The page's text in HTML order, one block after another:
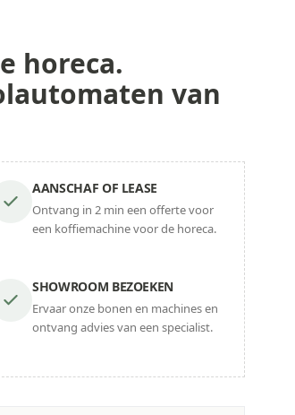
horeca.
van
AANSCHAF OF LEASE
Ontvang in 2 min een offerte voor
een koffiemachine voor de horeca.
SHOWROOM BEZOEKEN
Ervaar onze bonen en machines en
ontvang advies van een specialist.